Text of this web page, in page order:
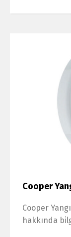
Cooper
Cooper
hakkında